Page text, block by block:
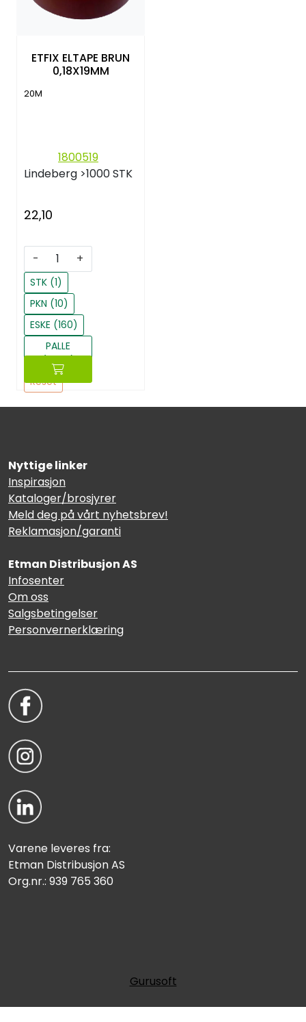
ETFIX ELTAPE BRUN
0,18X19MM
20M
1800519
Lindeberg >1000 STK
22,10
- +
STK (1)
PKN (10)
ESKE (160)
PALLE
(2880)
Reset
Nyttige linker
Inspirasjon
Kataloger/brosjyrer
Meld deg på vårt nyhetsbrev!
Reklamasjon/garanti
Etman Distribusjon AS
Infosenter
Om oss
Salgsbetingelser
Personvernerklæring
Varene leveres fra:
Etman Distribusjon AS
Org.nr.: 939 765 360
Gurusoft